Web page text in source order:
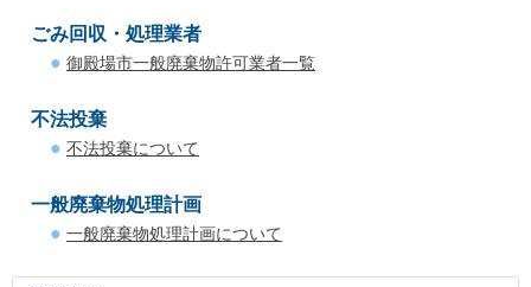
ごみ回収・処理業者
御殿場市一般廃棄物許可業者一覧
不法投棄
不法投棄について
一般廃棄物処理計画
一般廃棄物処理計画について